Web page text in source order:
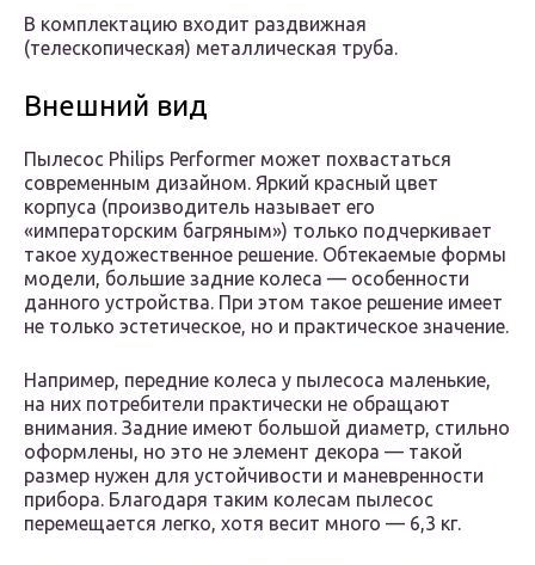
В комплектацию входит раздвижная
(телескопическая) металлическая труба.
Внешний вид
Пылесос Philips Performer может похвастаться
современным дизайном. Яркий красный цвет
корпуса (производитель называет его
«императорским багряным») только подчеркивает
такое художественное решение. Обтекаемые формы
модели, большие задние колеса — особенности
данного устройства. При этом такое решение имеет
не только эстетическое, но и практическое значение.
Например, передние колеса у пылесоса маленькие,
на них потребители практически не обращают
внимания. Задние имеют большой диаметр, стильно
оформлены, но это не элемент декора — такой
размер нужен для устойчивости и маневренности
прибора. Благодаря таким колесам пылесос
перемещается легко, хотя весит много — 6,3 кг.